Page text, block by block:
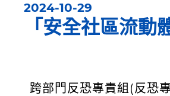
2024-10-29
「安全社區流
跨部門反恐專責組(反恐